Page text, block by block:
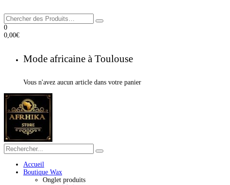
0
0,00€
Mode africaine à Toulouse
Vous n'avez aucun article dans votre panier
Accueil
Boutique Wax
Onglet produits